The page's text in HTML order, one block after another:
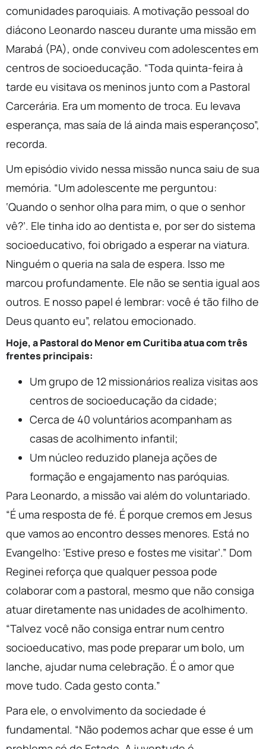
comunidades paroquiais. A motivação pessoal do
diácono Leonardo nasceu durante uma missão em
Marabá (PA), onde conviveu com adolescentes em
centros de socioeducação. “Toda quinta-feira à
tarde eu visitava os meninos junto com a Pastoral
Carcerária. Era um momento de troca. Eu levava
esperança, mas saía de lá ainda mais esperançoso”,
recorda.
Um episódio vivido nessa missão nunca saiu de sua
memória. “Um adolescente me perguntou:
‘Quando o senhor olha para mim, o que o senhor
vê?’. Ele tinha ido ao dentista e, por ser do sistema
socioeducativo, foi obrigado a esperar na viatura.
Ninguém o queria na sala de espera. Isso me
marcou profundamente. Ele não se sentia igual aos
outros. E nosso papel é lembrar: você é tão filho de
Deus quanto eu”, relatou emocionado.
Hoje, a Pastoral do Menor em Curitiba atua com três
frentes principais:
Um grupo de 12 missionários realiza visitas aos
centros de socioeducação da cidade;
Cerca de 40 voluntários acompanham as
casas de acolhimento infantil;
Um núcleo reduzido planeja ações de
formação e engajamento nas paróquias.
Para Leonardo, a missão vai além do voluntariado.
“É uma resposta de fé. É porque cremos em Jesus
que vamos ao encontro desses menores. Está no
Evangelho: ‘Estive preso e fostes me visitar’.” Dom
Reginei reforça que qualquer pessoa pode
colaborar com a pastoral, mesmo que não consiga
atuar diretamente nas unidades de acolhimento.
“Talvez você não consiga entrar num centro
socioeducativo, mas pode preparar um bolo, um
lanche, ajudar numa celebração. É o amor que
move tudo. Cada gesto conta.”
Para ele, o envolvimento da sociedade é
fundamental. “Não podemos achar que esse é um